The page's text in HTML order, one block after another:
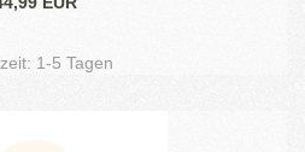
1-5 Tagen